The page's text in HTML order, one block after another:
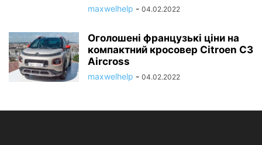
maxwelhelp - 04.02.2022
Оголошені французькі ціни на
компактний кросовер Citroen C3
Aircross
maxwelhelp - 04.02.2022